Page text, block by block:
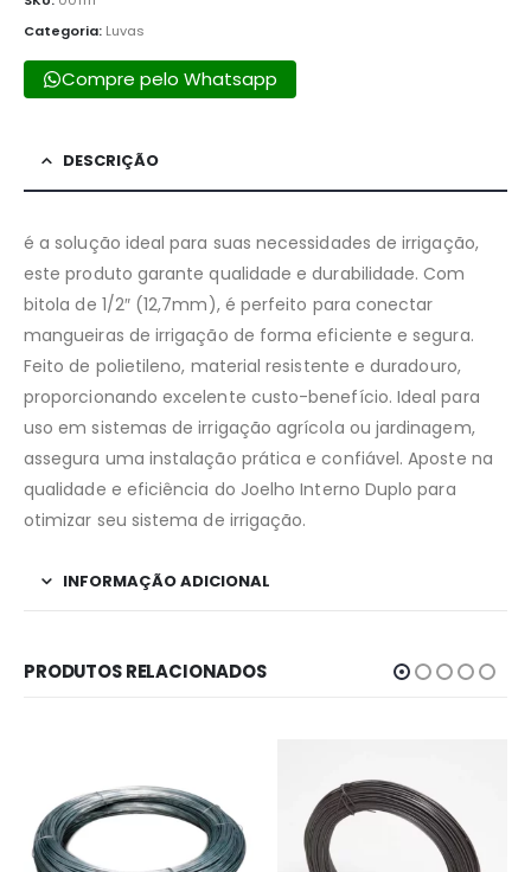
Categoria: Luvas
Compre pelo Whatsapp
DESCRIÇÃO
é a solução ideal para suas necessidades de irrigação,
este produto garante qualidade e durabilidade. Com
bitola de 1/2″ (12,7mm), é perfeito para conectar
mangueiras de irrigação de forma eficiente e segura.
Feito de polietileno, material resistente e duradouro,
proporcionando excelente custo-benefício. Ideal para
uso em sistemas de irrigação agrícola ou jardinagem,
assegura uma instalação prática e confiável. Aposte na
qualidade e eficiência do Joelho Interno Duplo para
otimizar seu sistema de irrigação.
INFORMAÇÃO ADICIONAL
PRODUTOS RELACIONADOS